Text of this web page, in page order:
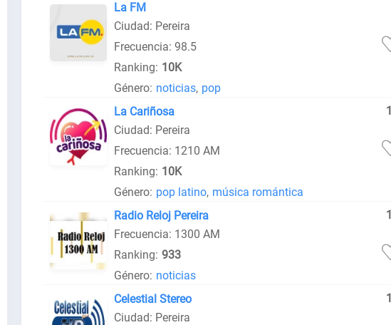
La FM
Ciudad: Pereira
Frecuencia: 98.5
Ranking: 10K
Género: noticias, pop
La Cariñosa
Ciudad: Pereira
Frecuencia: 1210 AM
Ranking: 10K
Género: pop latino, música romántica
Radio Reloj Pereira
Frecuencia: 1300 AM
Ranking: 933
Género: noticias
Celestial Stereo
Ciudad: Pereira